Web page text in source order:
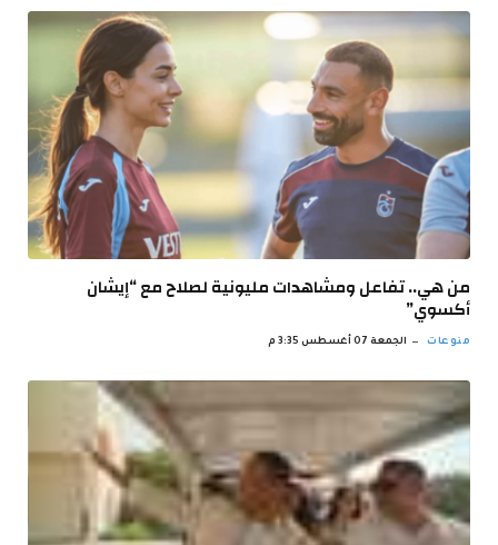
من هي.. تفاعل ومشاهدات مليونية لصلاح مع “إيشان
أكسوي”
منوعات الجمعة 07 أغسطس 3:35 م